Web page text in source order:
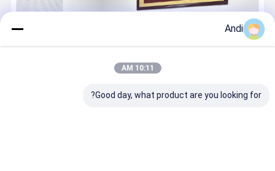
Andi
10:11 AM
Good day, what product are you looking for?